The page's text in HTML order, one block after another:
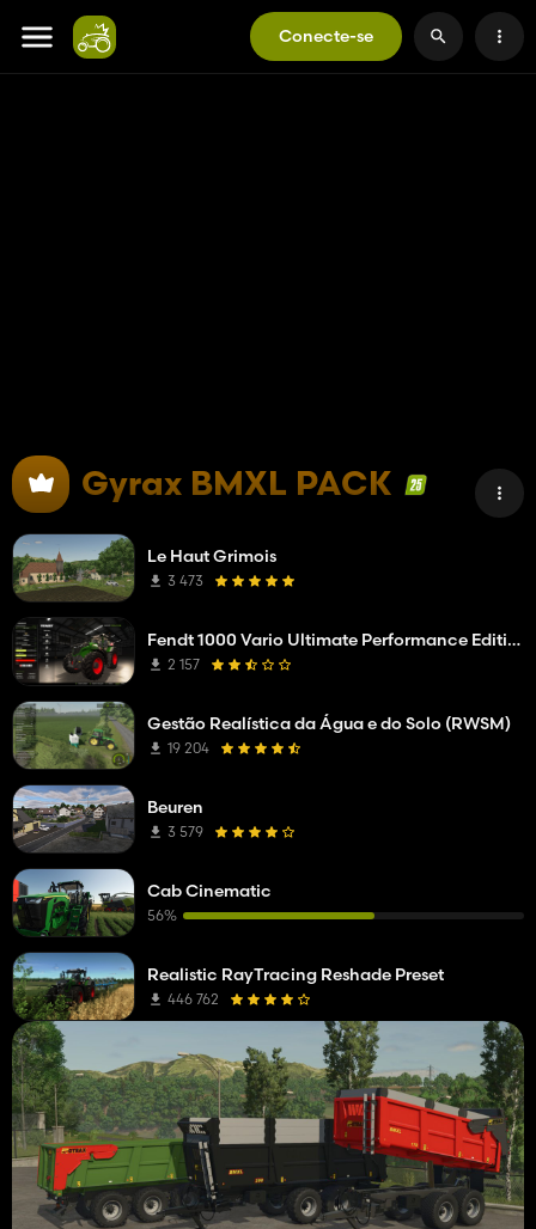
Conecte-se
Gyrax BMXL PACK
Le Haut Grimois
3 473
Fendt 1000 Vario Ultimate Performance Edition
2 157
Gestão Realística da Água e do Solo (RWSM)
19 204
Beuren
3 579
Cab Cinematic
56%
Realistic RayTracing Reshade Preset
446 762